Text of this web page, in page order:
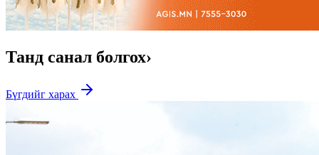
Танд санал болгох›
Бүгдийг харах